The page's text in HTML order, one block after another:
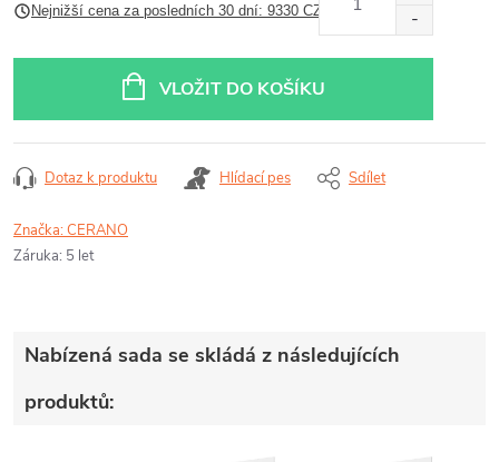
cena:Nejnižší cena za posledních 30 dní: 9330 CZK
VLOŽIT DO KOŠÍKU
Dotaz k produktu Hlídací pes Sdílet
Značka:CERANO
Záruka: 5 let
Nabízená sada se skládá z následujících
produktů: